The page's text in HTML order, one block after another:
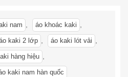
nam áo khoác kaki
kaki 2 lớp áo kaki lót vải
hàng hiệu
kaki nam hàn quốc